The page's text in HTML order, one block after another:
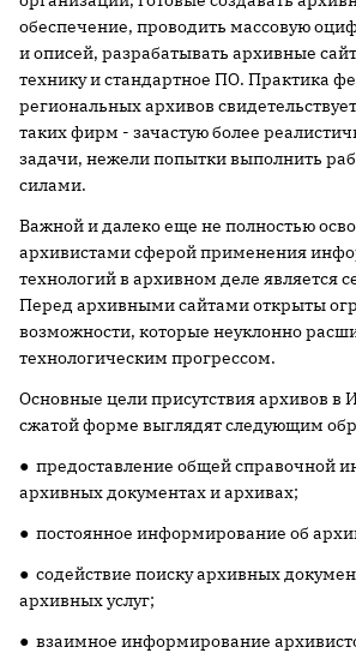
обеспечение, проводить массовую
и описей, разрабатывать архивные
технику и стандартное ПО. Практика
региональных архивов
таких фирм - зачастую более
задачи, нежели попытки выполнить
силами.
Важной и далеко еще не полностью
архивистами сферой применения
технологий в архивном деле является
Перед архивными сайтами открыты
возможности, которые неуклонно
технологическим прогрессом.
Основные цели присутствия архивов в
сжатой форме выглядят следующим
● предоставление общей справочной
архивных документах и архивах;
● постоянное информирование об
● содействие поиску архивных
архивных услуг;
● взаимное информирование